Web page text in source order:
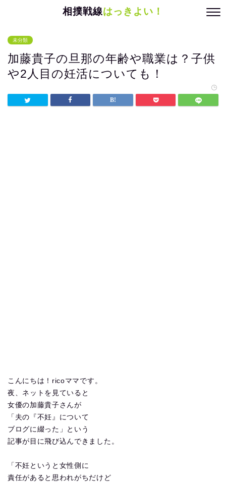
相撲戦線はっきよい！
未分類
加藤貴子の旦那の年齢や職業は？子供
や2人目の妊活についても！
こんにちは！ricoママです。
夜、ネットを見ていると
女優の加藤貴子さんが
「夫の『不妊』について
ブログに綴った」という
記事が目に飛び込んできました。
「不妊というと女性側に
責任があると思われがちだけど